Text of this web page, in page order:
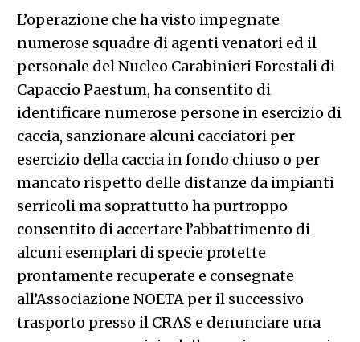
L’operazione che ha visto impegnate
numerose squadre di agenti venatori ed il
personale del Nucleo Carabinieri Forestali di
Capaccio Paestum, ha consentito di
identificare numerose persone in esercizio di
caccia, sanzionare alcuni cacciatori per
esercizio della caccia in fondo chiuso o per
mancato rispetto delle distanze da impianti
serricoli ma soprattutto ha purtroppo
consentito di accertare l’abbattimento di
alcuni esemplari di specie protette
prontamente recuperate e consegnate
all’Associazione NOETA per il successivo
trasporto presso il CRAS e denunciare una